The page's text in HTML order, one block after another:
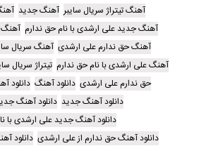
آهنگ تیتراژ سریال سایبر آهنگ جدید
آهنگ جدید علی ارشدی با نام حق ندارم آهنگ
آهنگ حق ندارم علی ارشدی آهنگ سریال
آهنگ علی ارشدی با نام حق ندارم تیتراژ سریال
حق ندارم علی ارشدی دانلود آهنگ دانلود
دانلود آهنگ جدید دانلود آهنگ
دانلود آهنگ جدید علی ارشدی با
دانلود آهنگ حق ندارم از علی ارشدی دانلود